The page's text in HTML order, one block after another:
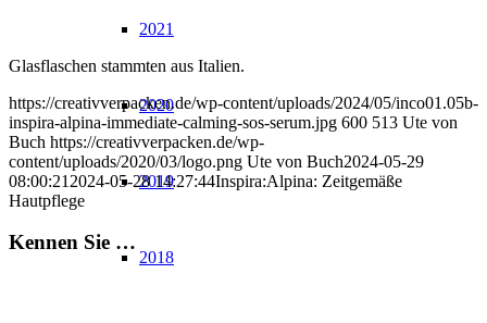
2021
2020
2019
2018
Glasflaschen stammten aus Italien.
https://creativverpacken.de/wp-content/uploads/2024/05/inco01.05b-
inspira-alpina-immediate-calming-sos-serum.jpg 600 513 Ute von
Buch https://creativverpacken.de/wp-
content/uploads/2020/03/logo.png Ute von Buch2024-05-29
08:00:21 2024-05-28 14:27:44Inspira:Alpina: Zeitgemäße
Hautpflege
Kennen Sie …